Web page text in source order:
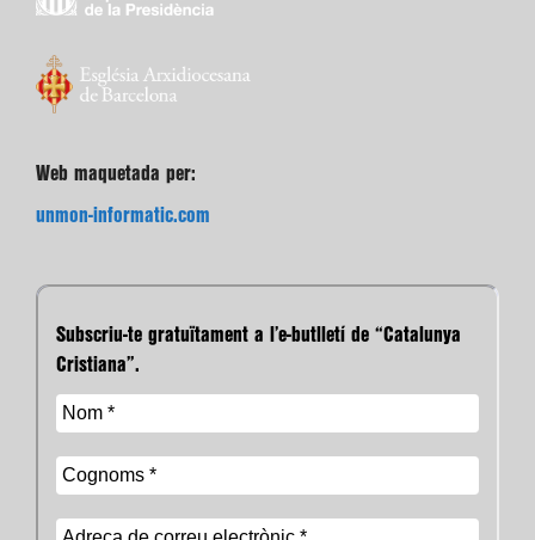
Web maquetada per:
unmon-informatic.com
Subscriu-te gratuïtament a l’e-butlletí de “Catalunya
Cristiana”.